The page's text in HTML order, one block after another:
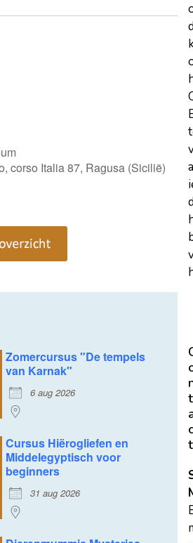
corso Italia 87, Ragusa (Sicilië)
Zomercursus "De tempels
van Karnak"
6 aug 2026
Cursus Hiërogliefen en
Middelegyptisch voor
beginners
31 aug 2026
t
t